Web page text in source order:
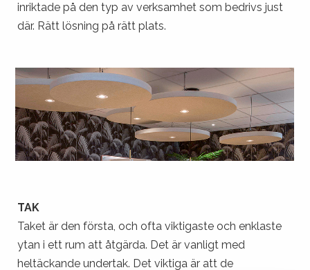
inriktade på den typ av verksamhet som bedrivs just
där. Rätt lösning på rätt plats.
TAK
Taket är den första, och ofta viktigaste och enklaste
ytan i ett rum att åtgärda. Det är vanligt med
heltäckande undertak. Det viktiga är att de